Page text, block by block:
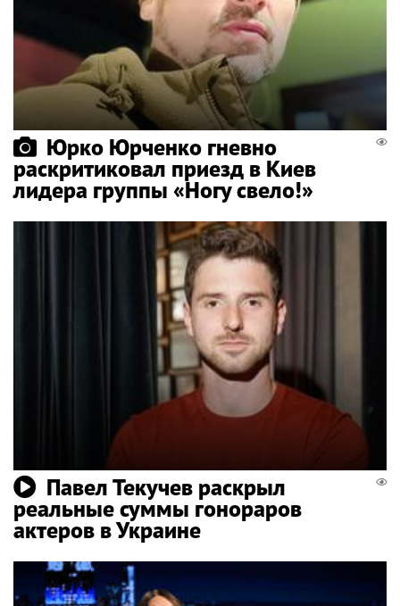
Юрко Юрченко гневно
раскритиковал приезд в Киев
лидера группы «Ногу свело!»
Павел Текучев раскрыл
реальные суммы гонораров
актеров в Украине